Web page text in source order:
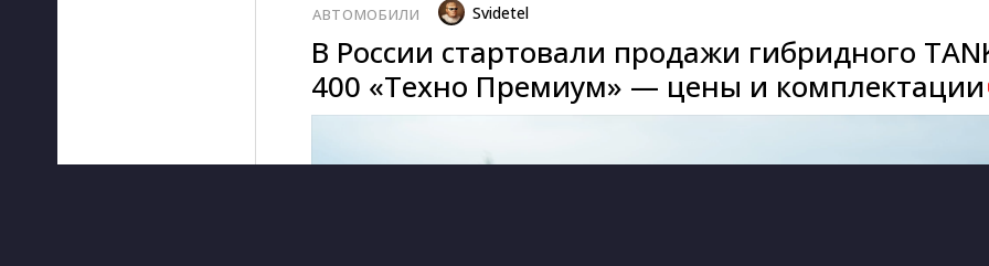
АВТОМОБИЛИ Svidetel
В России стартовали продажи гибридного
400 «Техно Премиум» — цены и комплектации